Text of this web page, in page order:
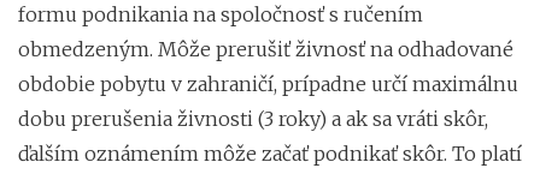
formu podnikania na spoločnosť s ručením
obmedzeným. Môže prerušiť živnosť na odhadované
obdobie pobytu v zahraničí, prípadne určí maximálnu
dobu prerušenia živnosti (3 roky) a ak sa vráti skôr,
ďalším oznámením môže začať podnikať skôr. To platí